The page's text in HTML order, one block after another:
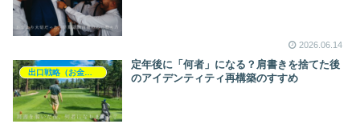
2026.06.14
定年後に「何者」になる？肩書きを捨てた後
のアイデンティティ再構築のすすめ